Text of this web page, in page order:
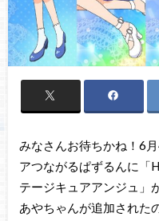
みなさんお待ちかね！6
アつながるぱずるんに「
テージキュアアンジュ」
あやちゃんが追加された